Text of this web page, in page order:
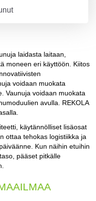
laidasta laitaan,
moneen eri käyttöön. Kiitos
voidaan muokata
Vaunuja voidaan muokata
avulla. REKOLA
käytännölliset lisäosat
ottaa tehokas logistiikka ja
Kun näihin etuihin
pääset pitkälle